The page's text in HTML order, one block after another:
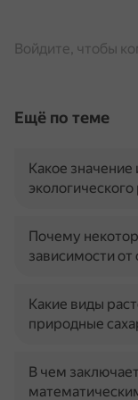
Войдите, чтобы
Ещё по теме
Какое
Почему
зависимости от
Какие виды
природные
В чем